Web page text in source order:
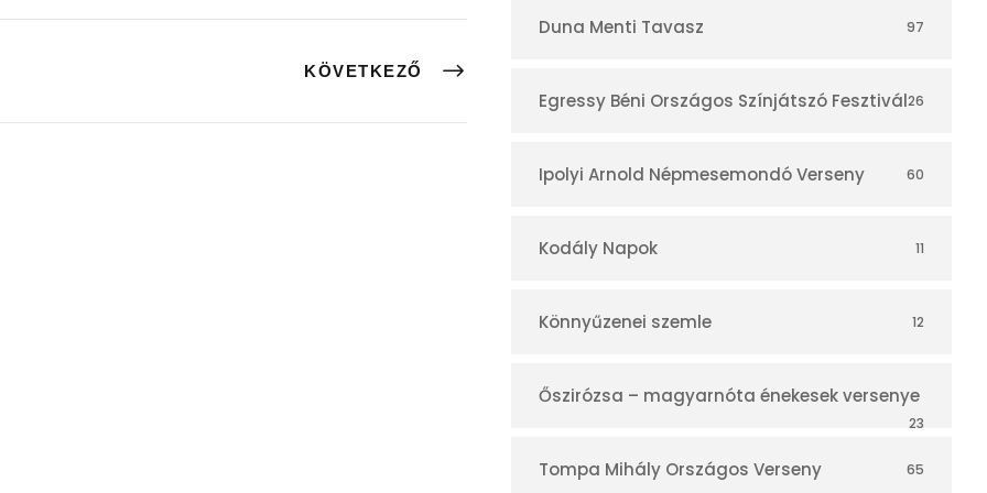
KÖVETKEZŐ
r
Duna Menti Tavasz 97
Egressy Béni Országos Színjátszó Fesztivál26
Ipolyi Arnold Népmesemondó Verseny 60
Kodály Napok 11
Könnyűzenei szemle 12
Őszirózsa – magyarnóta énekesek versenye
23
Tompa Mihály Országos Verseny 65